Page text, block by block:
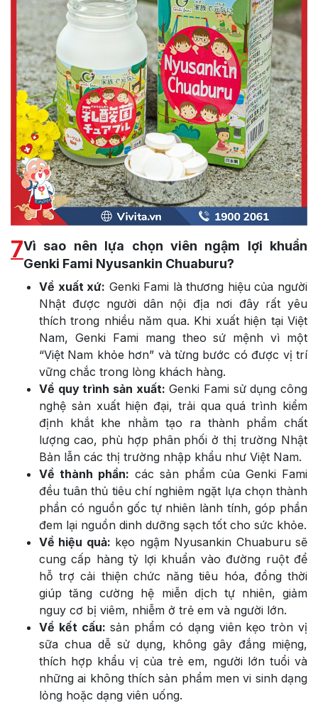
7Vì sao nên lựa chọn viên ngậm lợi khuẩn
Genki Fami Nyusankin Chuaburu?
Về xuất xứ: Genki Fami là thương hiệu của người
Nhật được người dân nội địa nơi đây rất yêu
thích trong nhiều năm qua. Khi xuất hiện tại Việt
Nam, Genki Fami mang theo sứ mệnh vì một
“Việt Nam khỏe hơn” và từng bước có được vị trí
vững chắc trong lòng khách hàng.
Về quy trình sản xuất: Genki Fami sử dụng công
nghệ sản xuất hiện đại, trải qua quá trình kiểm
định khắt khe nhằm tạo ra thành phẩm chất
lượng cao, phù hợp phân phối ở thị trường Nhật
Bản lẫn các thị trường nhập khẩu như Việt Nam.
Về thành phần: các sản phẩm của Genki Fami
đều tuân thủ tiêu chí nghiêm ngặt lựa chọn thành
phần có nguồn gốc tự nhiên lành tính, góp phần
đem lại nguồn dinh dưỡng sạch tốt cho sức khỏe.
Về hiệu quả: kẹo ngậm Nyusankin Chuaburu sẽ
cung cấp hàng tỷ lợi khuẩn vào đường ruột để
hỗ trợ cải thiện chức năng tiêu hóa, đồng thời
giúp tăng cường hệ miễn dịch tự nhiên, giảm
nguy cơ bị viêm, nhiễm ở trẻ em và người lớn.
Về kết cấu: sản phẩm có dạng viên kẹo tròn vị
sữa chua dễ sử dụng, không gây đắng miệng,
thích hợp khẩu vị của trẻ em, người lớn tuổi và
những ai không thích sản phẩm men vi sinh dạng
lỏng hoặc dạng viên uống.